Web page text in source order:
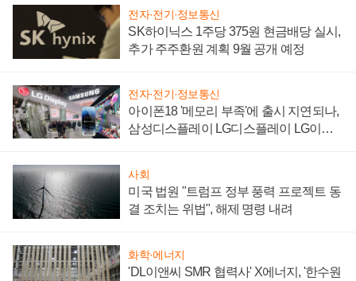
전자·전기·정보통신
SK하이닉스 1주당 375원 현금배당 실시,
추가 주주환원 계획 9월 공개 예정
전자·전기·정보통신
아이폰18 '메모리 부족'에 출시 지연되나,
삼성디스플레이 LG디스플레이 LG이노
사회
미국 법원 "트럼프 정부 풍력 프로젝트 동
결 조치는 위법", 해제 명령 내려
화학·에너지
'DL이앤씨 SMR 협력사' X에너지, '한수원